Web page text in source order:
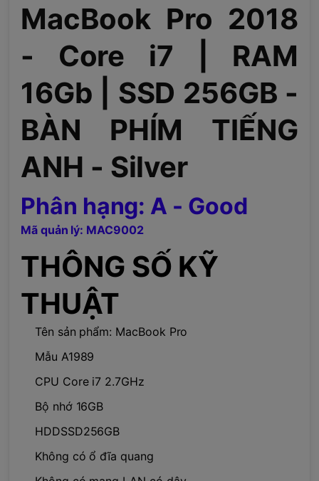
MacBook Pro 2018
- Core i7 | RAM
16Gb | SSD 256GB -
BÀN PHÍM TIẾNG
ANH - Silver
Phân hạng: A - Good
Mã quản lý: MAC9002
THÔNG SỐ KỸ
THUẬT
Tên sản phẩm: MacBook Pro
Mẫu A1989
CPU Core i7 2.7GHz
Bộ nhớ 16GB
HDDSSD256GB
Không có ổ đĩa quang